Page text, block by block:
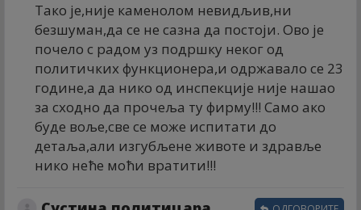
Тако је,није каменолом невидљив,ни
безшуман,да се не сазна да постоји. Ово је
почело с радом уз подршку неког од
политичких функционера,и одржавало се 23
године,а да нико од инспекције није нашао
за сходно да прочеља ту фирму!!! Само ако
буде воље,све се може испитати до
детаља,али изгубљене животе и здравље
нико неће моћи вратити!!!